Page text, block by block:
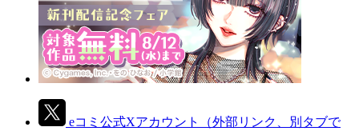
eコミ公式Xアカウント
（外部リンク、別タブで